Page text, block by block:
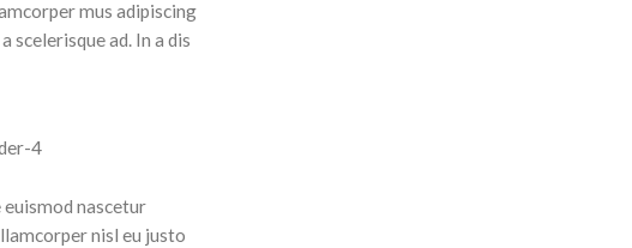
mus adipiscing
ad. In a dis
nascetur
nisl eu justo